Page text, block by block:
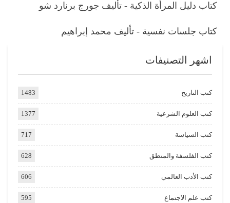
كتاب دليل المرأة الذكية - تأليف جورج برنارد شو
كتاب جلسات نفسية - تأليف محمد إبراهيم
اشهر التصنيفات
كتب التاريخ 1483
كتب العلوم الشرعية 1377
كتب السياسة 717
كتب الفلسفة والمنطق 628
كتب الأدب العالمي 606
كتب علم الاجتماع 595